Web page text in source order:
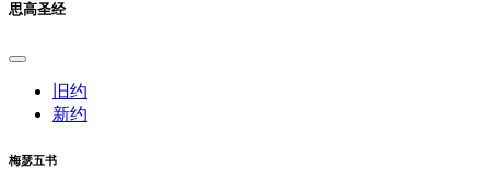
思高圣经
旧约
新约
梅瑟五书